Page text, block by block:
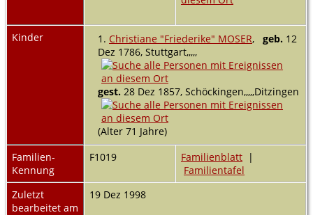
Kinder 1. Christiane "Friederike" MOSER, geb. 12
Dez 1786, Stuttgart,,,,,
gest. 28 Dez 1857, Schöckingen,,,,,Ditzingen
(Alter 71 Jahre)
Familien-
Kennung
F1019 Familienblatt |
Familientafel
Zuletzt
bearbeitet am
19 Dez 1998